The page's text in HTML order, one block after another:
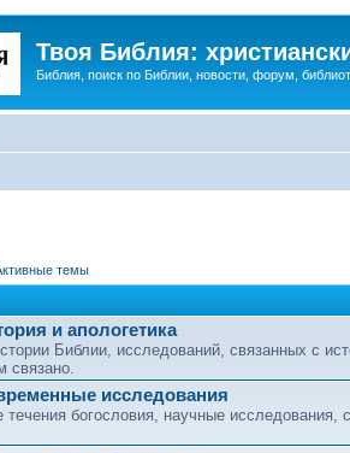
Твоя Библия:
Библия, поиск по Библии, новости, форум,
темы
и апологетика
Библии, исследований, связанных с
связано.
исследования
богословия, научные исследования,